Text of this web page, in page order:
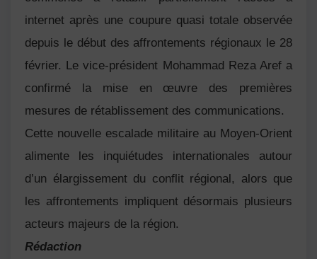
internet après une coupure quasi totale observée
depuis le début des affrontements régionaux le 28
février. Le vice-président Mohammad Reza Arefa
confirmé la mise en œuvre des premières
mesures de rétablissement des communications.
Cette nouvelle escalade militaire au Moyen-Orient
alimente les inquiétudes internationales autour
d’un élargissement du conflit régional, alors que
les affrontements impliquent désormais plusieurs
acteurs majeurs de la région.
Rédaction